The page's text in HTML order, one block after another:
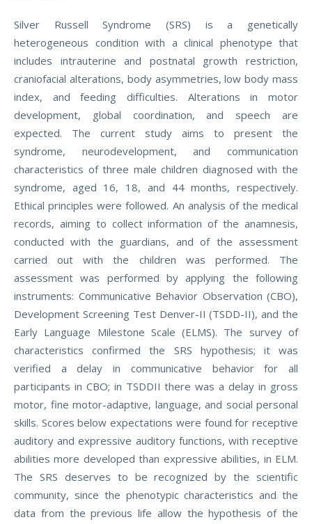
Silver Russell Syndrome (SRS) is a genetically
heterogeneous condition with a clinical phenotype that
includes intrauterine and postnatal growth restriction,
craniofacial alterations, body asymmetries, low body mass
index, and feeding difficulties. Alterations in motor
development, global coordination, and speech are
expected. The current study aims to present the
syndrome, neurodevelopment, and communication
characteristics of three male children diagnosed with the
syndrome, aged 16, 18, and 44 months, respectively.
Ethical principles were followed. An analysis of the medical
records, aiming to collect information of the anamnesis,
conducted with the guardians, and of the assessment
carried out with the children was performed. The
assessment was performed by applying the following
instruments: Communicative Behavior Observation (CBO),
Development Screening Test Denver-II (TSDD-II), and the
Early Language Milestone Scale (ELMS). The survey of
characteristics confirmed the SRS hypothesis; it was
verified a delay in communicative behavior for all
participants in CBO; in TSDDII there was a delay in gross
motor, fine motor-adaptive, language, and social personal
skills. Scores below expectations were found for receptive
auditory and expressive auditory functions, with receptive
abilities more developed than expressive abilities, in ELM.
The SRS deserves to be recognized by the scientific
community, since the phenotypic characteristics and the
data from the previous life allow the hypothesis of the